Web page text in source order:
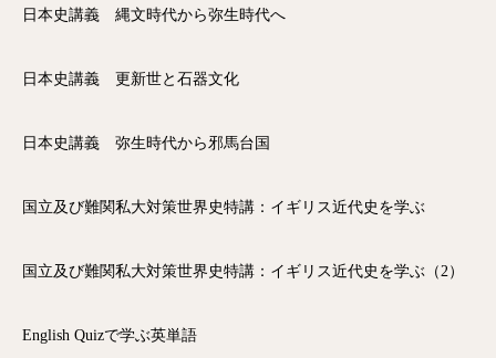
日本史講義 縄文時代から弥生時代へ
日本史講義 更新世と石器文化
日本史講義 弥生時代から邪馬台国
国立及び難関私大対策世界史特講：イギリス近代史を学ぶ
国立及び難関私大対策世界史特講：イギリス近代史を学ぶ（2）
English Quizで学ぶ英単語